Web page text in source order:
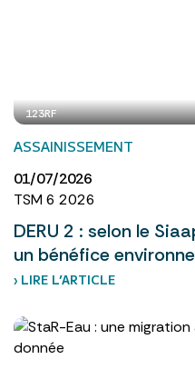
123RF
ASSAINISSEMENT
01/07/2026
TSM 6 2026
DERU 2 : selon le
un bénéfice
› LIRE L’ARTICLE